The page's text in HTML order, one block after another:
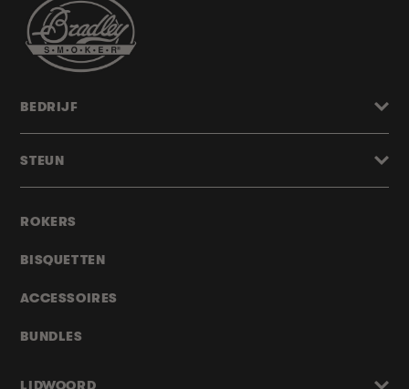
ROKERS
BISQUETTEN
ACCESSOIRES
BUNDLES
LIDWOORD
BEDRIJF
STEUN